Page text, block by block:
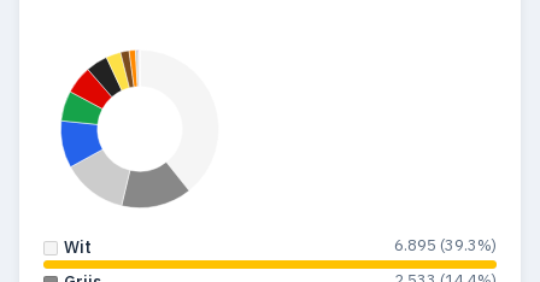
1983
1982
298
1980 98
Wit 6.895 (39.3%)